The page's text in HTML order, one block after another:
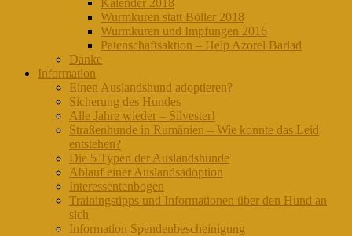
Kalender 2018
Wurmkuren statt Böller 2018
Wurmkuren und Impfungen 2016
Patenschaftsaktion – Help Azorel Barlad
Danke
Information
Einen Auslandshund adoptieren?
Sicherung des Hundes
Alle Jahre wieder – Silvester!
Straßenhunde in Rumänien – Wie konnte das Leid
entstehen?
Die 5 Typen der Auslandshunde
Ablauf einer Auslandsadoption
Interessentenbogen
Trainingstipps und Informationen über den Hund an
sich
Information Spendenbescheinigung